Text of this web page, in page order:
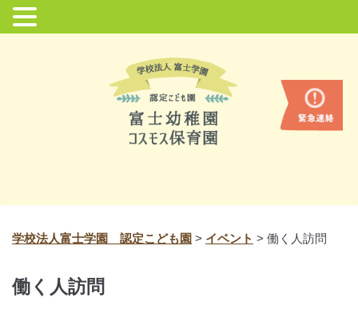
ッ
学校法人富士学園 認定こども園 > イベント > 働く人訪問
働く人訪問